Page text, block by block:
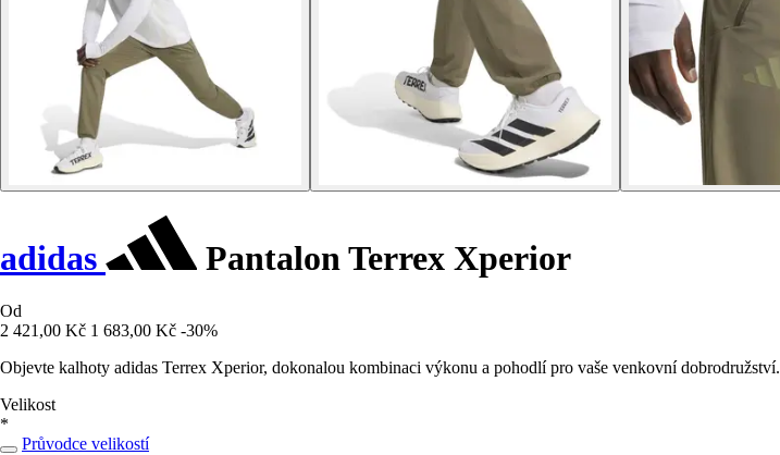
adidas Pantalon Terrex Xperior
Od
2 421,00 Kč 1 683,00 Kč -30%
Objevte kalhoty adidas Terrex Xperior, dokonalou kombinaci výkonu a pohodlí pro vaše venkovní dobrodružství.
Velikost
*
Průvodce velikostí